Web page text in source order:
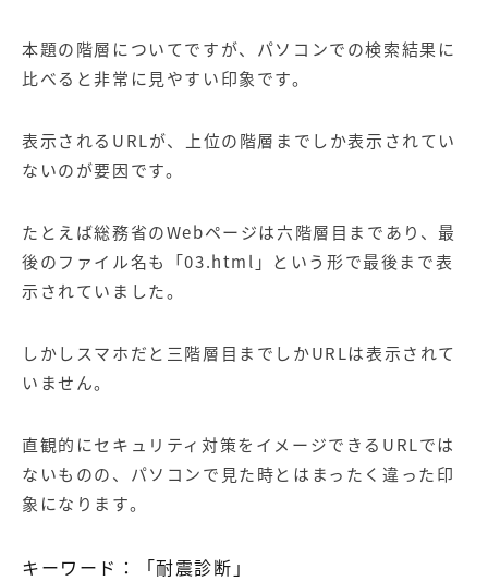
本題の階層についてですが、パソコンでの検索結果に
比べると非常に見やすい印象です。
表示されるURLが、上位の階層までしか表示されてい
ないのが要因です。
たとえば総務省のWebページは六階層目まであり、最
後のファイル名も「03.html」という形で最後まで表
示されていました。
しかしスマホだと三階層目までしかURLは表示されて
いません。
直観的にセキュリティ対策をイメージできるURLでは
ないものの、パソコンで見た時とはまったく違った印
象になります。
キーワード：「耐震診断」